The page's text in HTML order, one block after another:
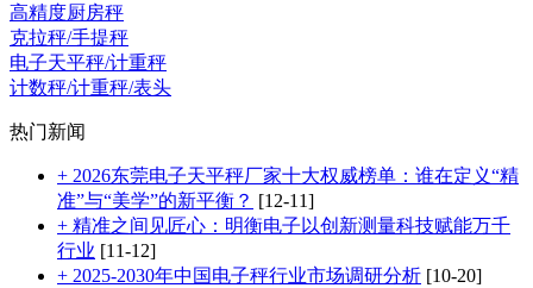
高精度厨房秤
克拉秤/手提秤
电子天平秤/计重秤
计数秤/计重秤/表头
热门新闻
+ 2026东莞电子天平秤厂家十大权威榜单：谁在定义“精
准”与“美学”的新平衡？ [12-11]
+ 精准之间见匠心：明衡电子以创新测量科技赋能万千
行业 [11-12]
+ 2025-2030年中国电子秤行业市场调研分析 [10-20]